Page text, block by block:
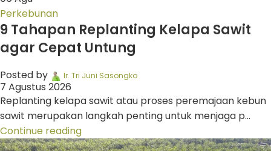
Perkebunan
9 Tahapan Replanting Kelapa Sawit
agar Cepat Untung
Posted by Ir. Tri Juni Sasongko
7 Agustus 2026
Replanting kelapa sawit atau proses peremajaan kebun
sawit merupakan langkah penting untuk menjaga p...
Continue reading